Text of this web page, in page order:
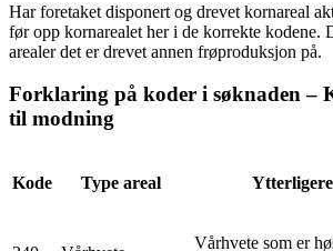
Har foretaket disponert og drevet kornareal
før opp kornarealet her i de korrekte kodene.
arealer det er drevet annen frøproduksjon på.
Forklaring på koder i søknaden –
til modning
Kode Type areal
Vårhvete som er